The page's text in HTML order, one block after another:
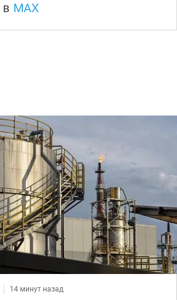
в MAX
14 минут назад